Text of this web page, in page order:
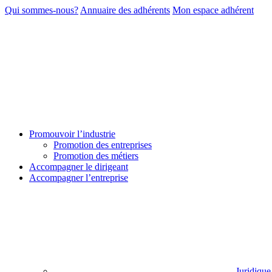
Qui sommes-nous? Annuaire des adhérents Mon espace adhérent
Promouvoir l’industrie
Promotion des entreprises
Promotion des métiers
Accompagner le dirigeant
Accompagner l’entreprise